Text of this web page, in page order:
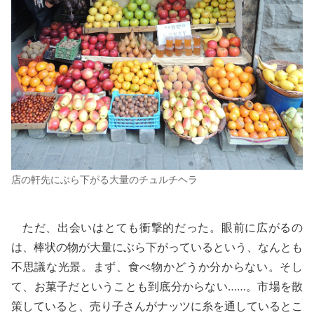
店の軒先にぶら下がる大量のチュルチヘラ
ただ、出会いはとても衝撃的だった。眼前に広がるの
は、棒状の物が大量にぶら下がっているという、なんとも
不思議な光景。まず、食べ物かどうか分からない。そし
て、お菓子だということも到底分からない……。市場を散
策していると、売り子さんがナッツに糸を通しているとこ